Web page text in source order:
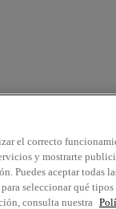
el correcto
y mostrarte
Puedes aceptar todas
seleccionar qué tipos
consulta nuestra